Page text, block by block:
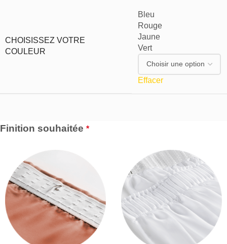
CHOISISSEZ VOTRE
COULEUR
Bleu
Rouge
Jaune
Vert
Effacer
Finition souhaitée *